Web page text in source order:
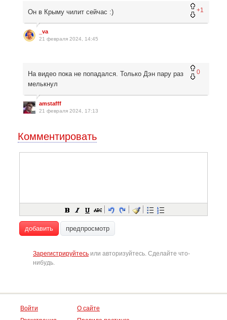
+1
Он в Крыму чилит сейчас :)
_va
21 февраля 2024, 14:45
0
На видео пока не попадался. Только Дэн пару раз
мелькнул
amstafff
21 февраля 2024, 17:13
Комментировать
добавить предпросмотр
Зарегистрируйтесь или авторизуйтесь. Сделайте что-
нибудь.
Войти
О сайте